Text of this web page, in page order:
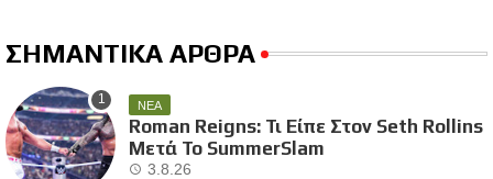
ΣΗΜΑΝΤΙΚΑ ΑΡΘΡΑ
ΝΕΑ
Roman Reigns: Τι Είπε Στον Seth Rollins
Μετά Το SummerSlam
3.8.26